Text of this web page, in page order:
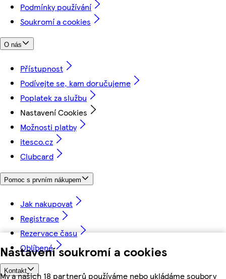
Nastavení soukromí a cookies
My a našich 18 partnerů používáme nebo ukládáme soubory
Podmínky používání
Soukromí a cookies
O nás
Přístupnost
Podívejte se, kam doručujeme
Poplatek za službu
Nastavení Cookies
Možnosti platby
itesco.cz
Clubcard
Pomoc s prvním nákupem
Jak nakupovat
Registrace
Rezervace času
Oblíbené
Kontakt